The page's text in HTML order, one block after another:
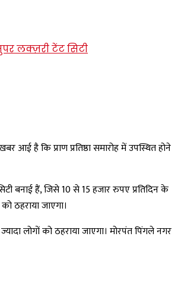
आई है कि प्राण प्रतिष्ठा समारोह में उपस्थित होने
बनाई हैं, जिसे 10 से 15 हजार रुपए प्रतिदिन के
ठहराया जाएगा।
लोगों को ठहराया जाएगा। मोरपंत पिंगले नगर